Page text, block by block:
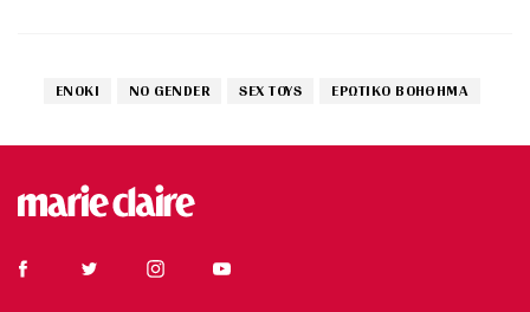
ENOKI NO GENDER SEX TOYS ΕΡΩΤΙΚΟ ΒΟΗΘΗΜΑ